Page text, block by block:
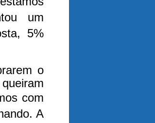
um
5%
o
com
A